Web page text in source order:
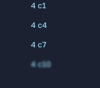
4 с1
4 с4
4 с7
4 с10